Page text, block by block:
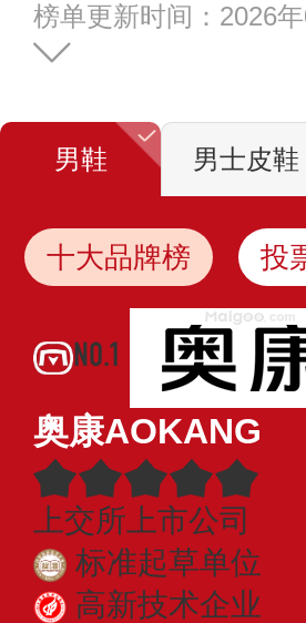
榜单更新时间：2026
男鞋 男士皮鞋
十大品牌榜 投
NO.1
奥康AOKANG
上交所上市公司
标准起草单位
高新技术企业